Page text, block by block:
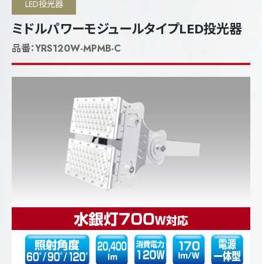
LED投光器
ミドルパワーモジュールタイプLED投光器
品番：YRS120W-MPMB-C